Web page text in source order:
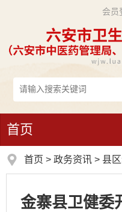
会员
首页
首页 > 政务资讯 > 县
金寨县卫健委